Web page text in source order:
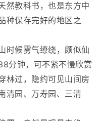
然教科书，也是东方中
种保存完好的地区之
候雾气缭绕，颇似仙
分钟，可不紧不慢欣赏
林过，隐约可见山间房
清园、万寿园、三清